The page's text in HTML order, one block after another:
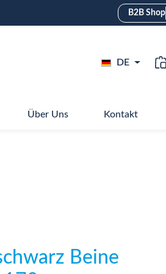
B2B Shop
DE
Über Uns Kontakt
Beine